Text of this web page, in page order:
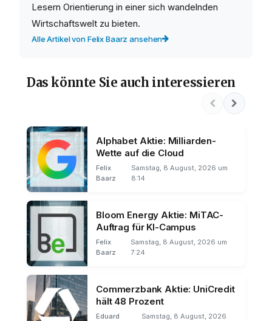
Lesern Orientierung in einer sich wandelnden
Wirtschaftswelt zu bieten.
Alle Artikel von Felix Baarz ansehen
Das könnte Sie auch interessieren
Alphabet Aktie: Milliarden-
Wette auf die Cloud
Felix
Baarz
Samstag, 8 August, 2026 um
8:14
Bloom Energy Aktie: MiTAC-
Auftrag für KI-Campus
Felix
Baarz
Samstag, 8 August, 2026 um
7:24
Commerzbank Aktie: UniCredit
hält 48 Prozent
Eduard
Samstag, 8 August, 2026